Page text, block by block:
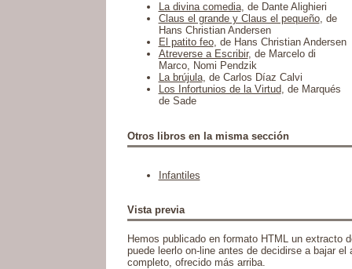
La divina comedia, de Dante Alighieri
Claus el grande y Claus el pequeño, de
Hans Christian Andersen
El patito feo, de Hans Christian Andersen
Atreverse a Escribir, de Marcelo di
Marco, Nomi Pendzik
La brújula, de Carlos Díaz Calvi
Los Infortunios de la Virtud, de Marqués
de Sade
Otros libros en la misma sección
Infantiles
Vista previa
Hemos publicado en formato HTML un extracto
puede leerlo on-line antes de decidirse a bajar el
completo, ofrecido más arriba.